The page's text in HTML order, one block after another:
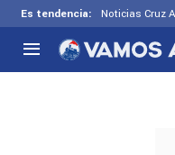
Es tendencia: Noticias Cruz